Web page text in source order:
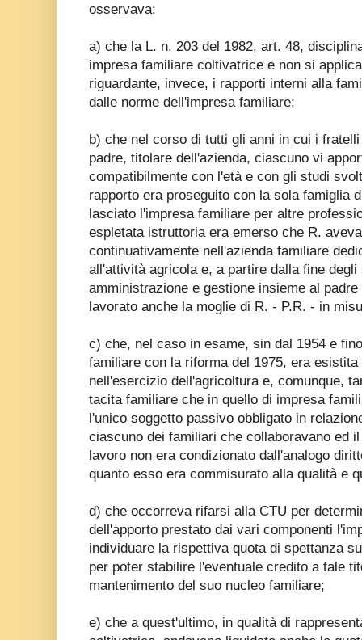
osservava:
a) che la L. n. 203 del 1982, art. 48,
impresa familiare coltivatrice e non si
riguardante, invece, i rapporti interni alla
dalle norme dell'impresa familiare;
b) che nel corso di tutti gli anni in cui i
padre, titolare dell'azienda, ciascuno vi
compatibilmente con l'età e con gli studi
rapporto era proseguito con la sola famiglia
lasciato l'impresa familiare per altre
espletata istruttoria era emerso che R.
continuativamente nell'azienda familiare
all'attività agricola e, a partire dalla fine
amministrazione e gestione insieme al
lavorato anche la moglie di R. - P.R. - in
c) che, nel caso in esame, sin dal 1954 e
familiare con la riforma del 1975, era
nell'esercizio dell'agricoltura e, comunque,
tacita familiare che in quello di impresa
l'unico soggetto passivo obbligato in
ciascuno dei familiari che collaboravano ed
lavoro non era condizionato dall'analogo
quanto esso era commisurato alla qualità e
d) che occorreva rifarsi alla CTU per
dell'apporto prestato dai vari componenti
individuare la rispettiva quota di spettanza
per poter stabilire l'eventuale credito a tale
mantenimento del suo nucleo familiare;
e) che a quest'ultimo, in qualità di